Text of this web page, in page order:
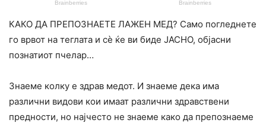
КАКО ДА ПРЕПОЗНАЕТЕ ЛАЖЕН МЕД? Само погледнете
го врвот на теглата и сѐ ќе ви биде ЈАСНО, објасни
познатиот пчелар…
Знаеме колку е здрав медот. И знаеме дека има
различни видови кои имаат различни здравствени
предности, но најчесто не знаеме како да препознаеме